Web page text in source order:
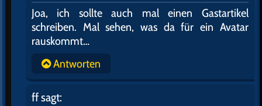
Joa, ich sollte auch mal einen Gastartikel
schreiben. Mal sehen, was da für ein Avatar
rauskommt…
Antworten
ffsagt: